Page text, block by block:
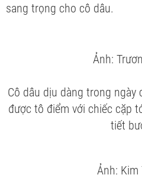
sang trọng cho cô dâu.
Ảnh:
Cô dâu dịu dàng trong
được tô điểm với chiếc cặp
tiết
Ảnh: Kim